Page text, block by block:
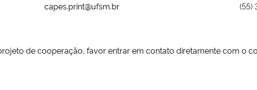
capes.print@ufsm.br
(55)
de cooperação, favor entrar em contato diretamente com o